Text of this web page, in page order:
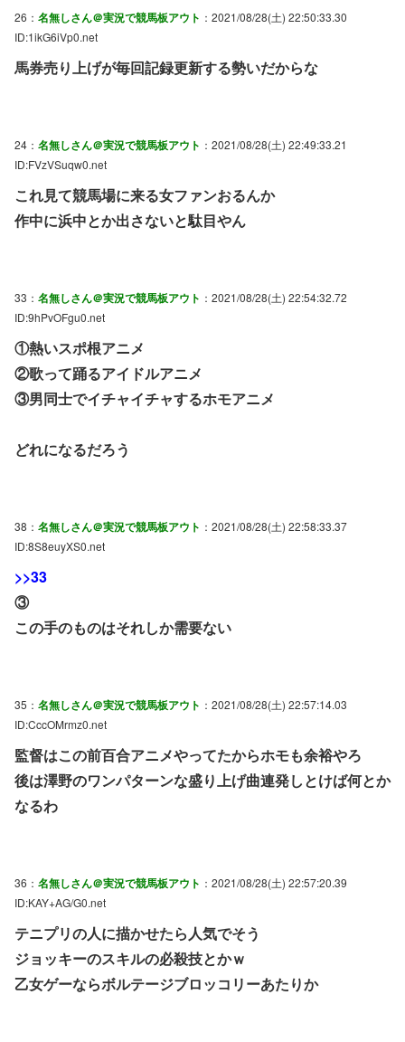
26： 名無しさん＠実況で競馬板アウト ：2021/08/28(土) 22:50:33.30
ID:1ikG6iVp0.net
馬券売り上げが毎回記録更新する勢いだからな
24： 名無しさん＠実況で競馬板アウト ：2021/08/28(土) 22:49:33.21
ID:FVzVSuqw0.net
これ見て競馬場に来る女ファンおるんか
作中に浜中とか出さないと駄目やん
33： 名無しさん＠実況で競馬板アウト ：2021/08/28(土) 22:54:32.72
ID:9hPvOFgu0.net
①熱いスポ根アニメ
②歌って踊るアイドルアニメ
③男同士でイチャイチャするホモアニメ
どれになるだろう
38： 名無しさん＠実況で競馬板アウト ：2021/08/28(土) 22:58:33.37
ID:8S8euyXS0.net
>>33
③
この手のものはそれしか需要ない
35： 名無しさん＠実況で競馬板アウト ：2021/08/28(土) 22:57:14.03
ID:CccOMrmz0.net
監督はこの前百合アニメやってたからホモも余裕やろ
後は澤野のワンパターンな盛り上げ曲連発しとけば何とか
なるわ
36： 名無しさん＠実況で競馬板アウト ：2021/08/28(土) 22:57:20.39
ID:KAY+AG/G0.net
テニプリの人に描かせたら人気でそう
ジョッキーのスキルの必殺技とかｗ
乙女ゲーならボルテージブロッコリーあたりか